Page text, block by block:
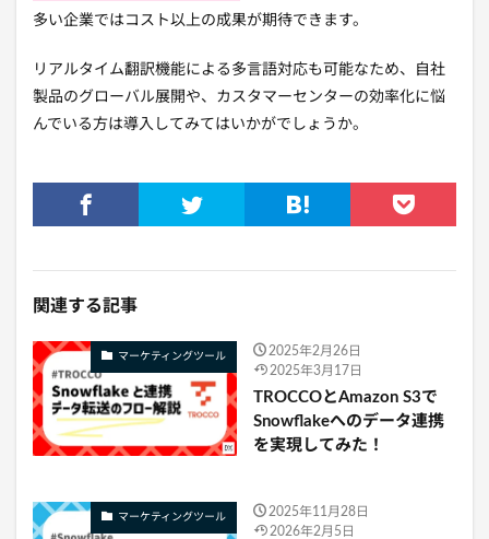
多い企業ではコスト以上の成果が期待できます。
リアルタイム翻訳機能による多言語対応も可能なため、自社
製品のグローバル展開や、カスタマーセンターの効率化に悩
んでいる方は導入してみてはいかがでしょうか。
関連する記事
マーケティングツール
2025年2月26日
2025年3月17日
TROCCOとAmazon S3で
Snowflakeへのデータ連携
を実現してみた！
マーケティングツール
2025年11月28日
2026年2月5日